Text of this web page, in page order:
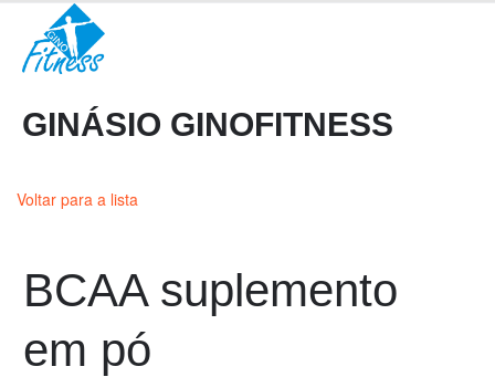
GINÁSIO GINOFITNESS
Voltar para a lista
BCAA suplemento
em pó